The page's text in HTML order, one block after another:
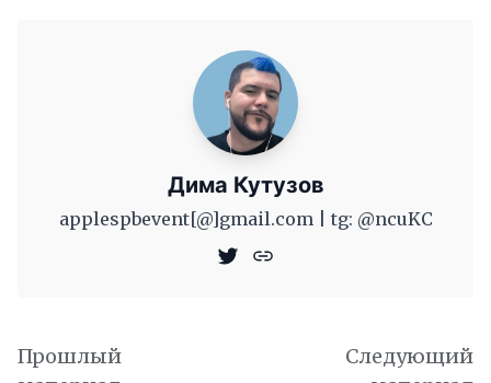
Дима Кутузов
applespbevent[@]gmail.com | tg: @ncuKC
Прошлый
Следующий